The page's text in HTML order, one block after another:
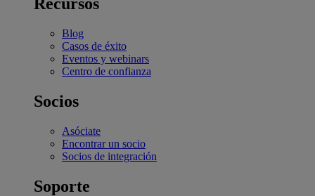
Recursos
Blog
Casos de éxito
Eventos y webinars
Centro de confianza
Socios
Asóciate
Encontrar un socio
Socios de integración
Soporte